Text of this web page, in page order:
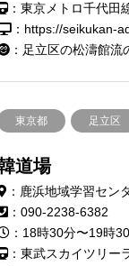
：東京メトロ千代田
：https://seikukan-
： 足立区の松濤館流
東京都 足立区
道場
：鹿浜地域学習セン
：090-2238-6382
：18時30分〜19時
：東武スカイツリー